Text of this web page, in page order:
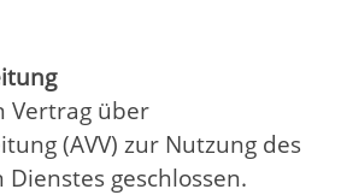
Vertrag über
(AVV) zur Nutzung des
geschlossen.